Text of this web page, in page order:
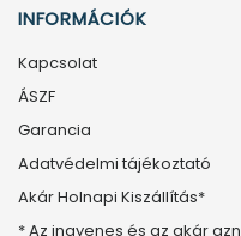
INFORMÁCIÓK
Kapcsolat
ÁSZF
Garancia
Adatvédelmi tájékoztató
Akár Holnapi Kiszállítás*
* Az ingyenes és az akár